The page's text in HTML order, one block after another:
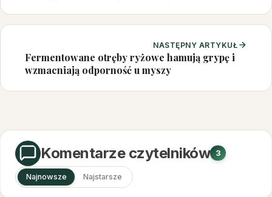
trans-resweratrolu
NASTĘPNY ARTYKUŁ
Fermentowane otręby ryżowe hamują grypę i
wzmacniają odporność u myszy
Komentarze czytelników 3
Najnowsze Najstarsze